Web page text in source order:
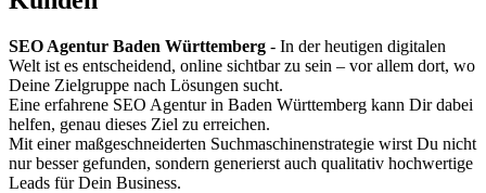
SEO Agentur Baden Württemberg - In der heutigen digitalen
Welt ist es entscheidend, online sichtbar zu sein – vor allem dort, wo
Deine Zielgruppe nach Lösungen sucht.
Eine erfahrene SEO Agentur in Baden Württemberg kann Dir dabei
helfen, genau dieses Ziel zu erreichen.
Mit einer maßgeschneiderten Suchmaschinenstrategie wirst Du nicht
nur besser gefunden, sondern generierst auch qualitativ hochwertige
Leads für Dein Business.